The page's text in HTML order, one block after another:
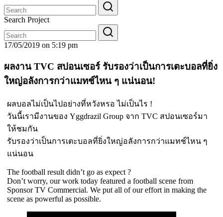
for:
Search Project
for:
17/05/2019 on 5:19 pm
ผลงาน TVC สปอนเซอร์ รับรองว่าเป็นการเตะบอลที่ยิ่ง
ใหญ่อลังการกว่าแมทช์ไหน ๆ แน่นอน!
ผลบอลไม่เป็นไปอย่างที่หวังหรอ ไม่เป็นไร !
วันนี้เรามีงานของ Yggdrazil Group จาก TVC สปอนเซอร์มา
ให้ชมกัน
รับรองว่าเป็นการเตะบอลที่ยิ่งใหญ่อลังการกว่าแมทช์ไหน ๆ
แน่นอน
​The football result didn’t go as expect ?
Don’t worry, our work today featured a football scene from
Sponsor TV Commercial. We put all of our effort in making the
scene as powerful as possible.